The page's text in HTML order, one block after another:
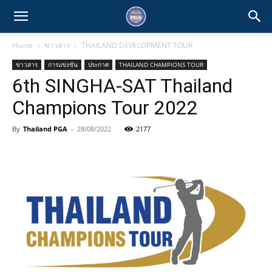
Home ข่าวสาร THAILAND DEVELOPMENT TOUR
ข่าวสาร การแข่งขัน ประกาศ THAILAND CHAMPIONS TOUR
6th SINGHA-SAT Thailand
Champions Tour 2022
By Thailand PGA - 28/08/2022 2177